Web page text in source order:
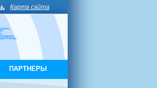
Карта сайта
ПАРТНЕРЫ